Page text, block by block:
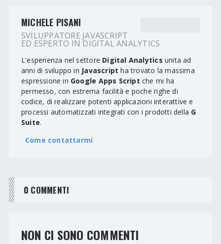
MICHELE PISANI
SVILUPPATORE JAVASCRIPT
ED ESPERTO IN DIGITAL ANALYTICS
L'esperienza nel settore Digital Analytics unita ad
anni di sviluppo in Javascript ha trovato la massima
espressione in Google Apps Script che mi ha
permesso, con estrema facilità e poche righe di
codice, di realizzare potenti applicazioni interattive e
processi automatizzati integrati con i prodotti della G
Suite.
Come contattarmi
0 COMMENTI
NON CI SONO COMMENTI